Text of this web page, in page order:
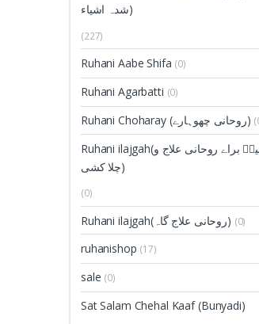
شدہ اشیاء)
(227)
Ruhani Aabe Shifa (0)
Ruhani Agarbatti (0)
Ruhani Choharay (روحانی چھوہارے)
Ruhani ilajgah(اشیاؑ براے روحانی علاج و
چلا کشی)
(0)
Ruhani ilajgah(روحانی علاج گاہ) (0)
ruhanishop (17)
sale (0)
Sat Salam Chehal Kaaf (Bunyadi)